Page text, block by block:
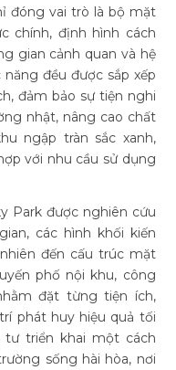
đóng vai trò là bộ mặt
chính, định hình cách
gian cảnh quan và hệ
đều được sắp xếp
đảm bảo sự tiện nghi
nhật, nâng cao chất
ngập tràn sắc xanh,
với nhu cầu sử dụng
Park được nghiên cứu
các hình khối kiến
đến cấu trúc mặt
phố nội khu, công
đặt từng tiện ích,
phát huy hiệu quả tối
tư triển khai một cách
sống hài hòa, nơi